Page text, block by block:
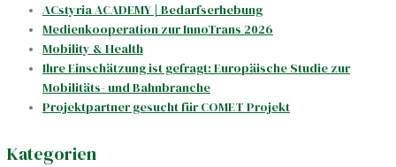
ACstyria ACADEMY | Bedarfserhebung
Medienkooperation zur InnoTrans 2026
Mobility & Health
Ihre Einschätzung ist gefragt: Europäische Studie zur
Mobilitäts- und Bahnbranche
Projektpartner gesucht für COMET Projekt
Kategorien